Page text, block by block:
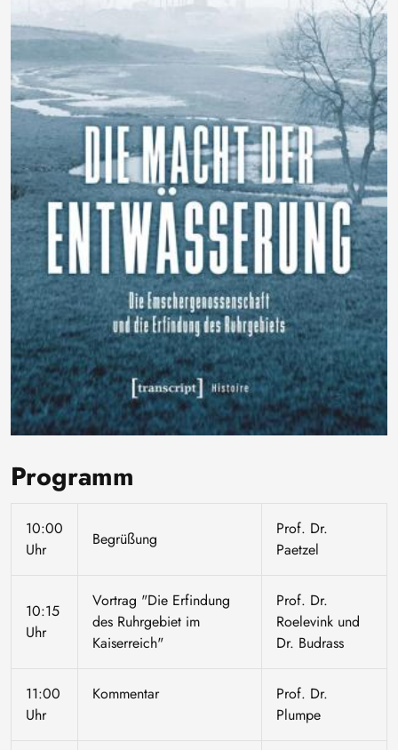
Programm
10:00
Uhr
Begrüßung
Prof. Dr.
Paetzel
10:15
Uhr
Vortrag "Die Erfindung
des Ruhrgebiet im
Kaiserreich"
Prof. Dr.
Roelevink und
Dr. Budrass
11:00
Uhr
Kommentar
Prof. Dr.
Plumpe